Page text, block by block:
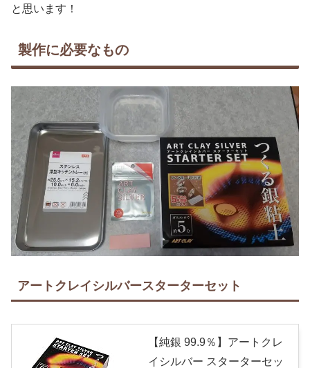
と思います！
製作に必要なもの
アートクレイシルバースターターセット
【純銀 99.9％】アートクレ
イシルバー スターターセッ